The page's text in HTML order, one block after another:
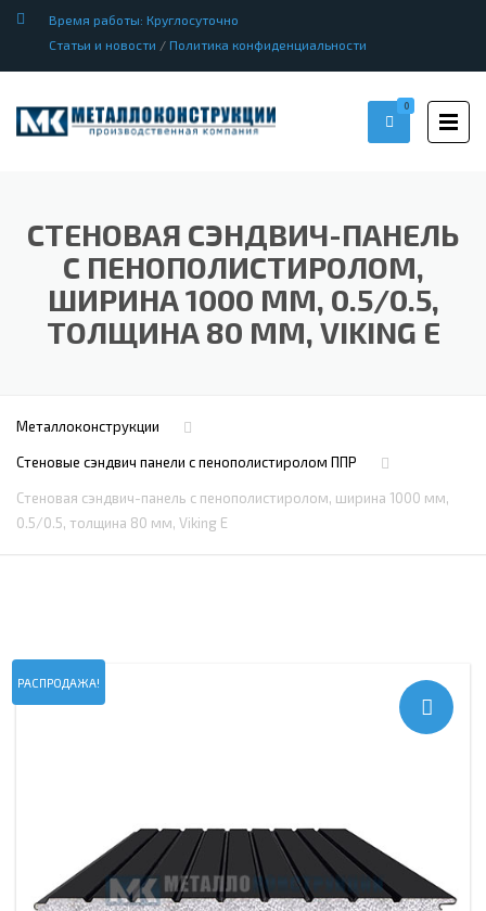
Время работы: Круглосуточно
Статьи и новости / Политика конфиденциальности
0
СТЕНОВАЯ СЭНДВИЧ-ПАНЕЛЬ
С ПЕНОПОЛИСТИРОЛОМ,
ШИРИНА 1000 ММ, 0.5/0.5,
ТОЛЩИНА 80 ММ, VIKING E
Металлоконструкции
Стеновые сэндвич панели с пенополистиролом ППР
Стеновая сэндвич-панель с пенополистиролом, ширина 1000 мм,
0.5/0.5, толщина 80 мм, Viking E
РАСПРОДАЖА!